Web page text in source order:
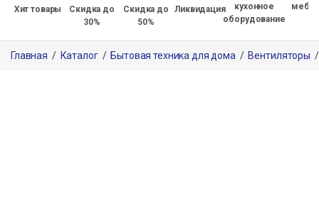
Хит товары
Скидка до
30%
Скидка до
50%
Ликвидация
кухонное
оборудование
Главная / Каталог / Бытовая техника для дома / Вентиляторы